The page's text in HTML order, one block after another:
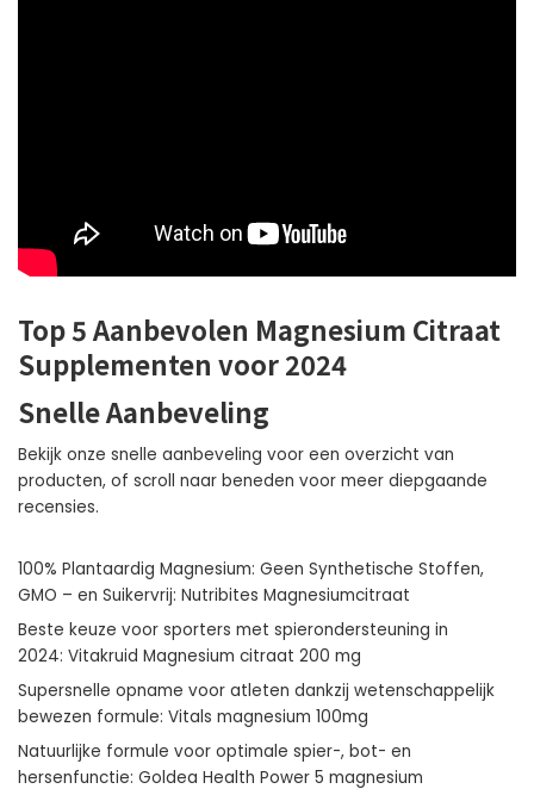
Top 5 Aanbevolen Magnesium Citraat
Supplementen voor 2024
Snelle Aanbeveling
Bekijk onze snelle aanbeveling voor een overzicht van
producten, of scroll naar beneden voor meer diepgaande
recensies.
100% Plantaardig Magnesium: Geen Synthetische Stoffen,
GMO – en Suikervrij: Nutribites Magnesiumcitraat
Beste keuze voor sporters met spierondersteuning in
2024: Vitakruid Magnesium citraat 200 mg
Supersnelle opname voor atleten dankzij wetenschappelijk
bewezen formule: Vitals magnesium 100mg
Natuurlijke formule voor optimale spier-, bot- en
hersenfunctie: Goldea Health Power 5 magnesium